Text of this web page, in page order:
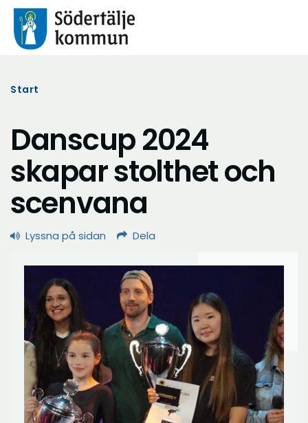
Start
Danscup 2024
skapar stolthet och
scenvana
Lyssna på sidan Dela